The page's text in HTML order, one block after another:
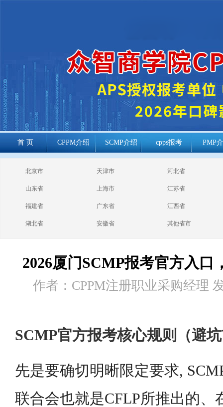
首 页 CPPM介绍 SCMP介绍 cpps报考 PMP
cppm报考常见
问题
北京市 天津市 河北省
山东省 上海市 江苏省
福建省 广东省 江西省
湖北省 安徽省 其他省市
2026厦门SCMP报考官方入口
作者：CPPM注册职业采购经理
SCMP官方报考核心规则（避
先是要确切明晰限定要求,
联合会也就是CFLP所推出的、